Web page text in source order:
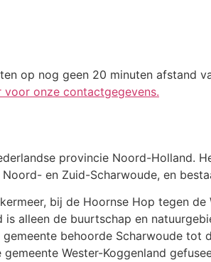
op nog geen 20 minuten afstand
voor onze contactgegevens.
provincie Noord-Holland.
en Zuid-Scharwoude, en
bij de Hoornse Hop tegen
is alleen de buurtschap en
behoorde Scharwoude tot
gemeente Wester-Koggenland